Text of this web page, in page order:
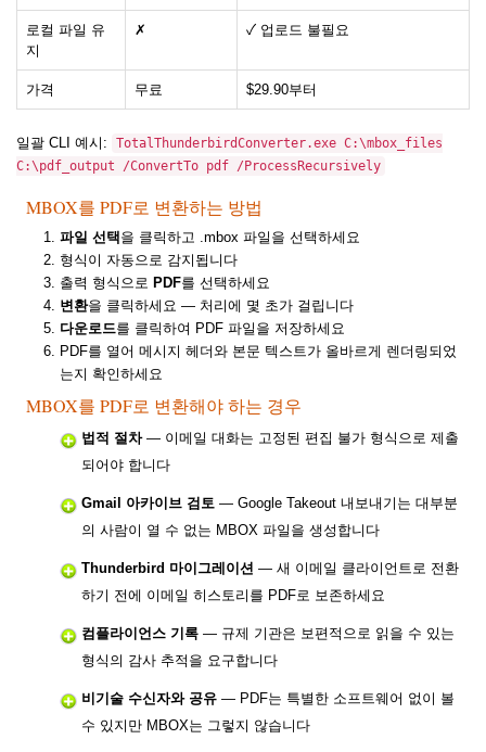
로컬 파일 유
지
✗ ✓ 업로드 불필요
가격 무료 $29.90부터
일괄 CLI 예시:
TotalThunderbirdConverter.exe C:\mbox_files
C:\pdf_output /ConvertTo pdf /ProcessRecursively
MBOX를 PDF로 변환하는 방법
파일 선택 을 클릭하고 .mbox 파일을 선택하세요
형식이 자동으로 감지됩니다
출력 형식으로 PDF를 선택하세요
변환을 클릭하세요 — 처리에 몇 초가 걸립니다
다운로드를 클릭하여 PDF 파일을 저장하세요
PDF를 열어 메시지 헤더와 본문 텍스트가 올바르게 렌더링되었
는지 확인하세요
MBOX를 PDF로 변환해야 하는 경우
법적 절차— 이메일 대화는 고정된 편집 불가 형식으로 제출
되어야 합니다
Gmail 아카이브 검토 — Google Takeout 내보내기는 대부분
의 사람이 열 수 없는 MBOX 파일을 생성합니다
Thunderbird 마이그레이션 — 새 이메일 클라이언트로 전환
하기 전에 이메일 히스토리를 PDF로 보존하세요
컴플라이언스 기록 — 규제 기관은 보편적으로 읽을 수 있는
형식의 감사 추적을 요구합니다
비기술 수신자와 공유 — PDF는 특별한 소프트웨어 없이 볼
수 있지만 MBOX는 그렇지 않습니다